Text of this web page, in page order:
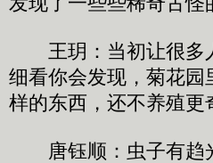
王玥：当初让很多
细看你会发现，菊花
样的东西，还不养殖
唐钰顺：虫子有趋